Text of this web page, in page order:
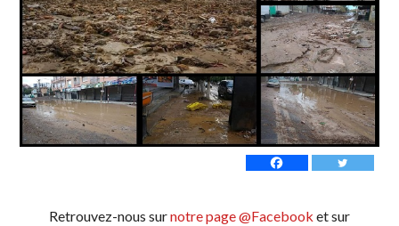
Retrouvez-nous surnotre page @Facebook et sur